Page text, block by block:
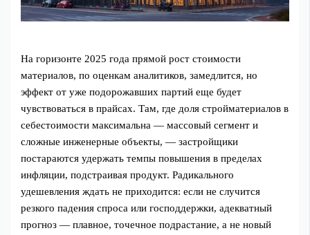
На горизонте 2025 года прямой рост стоимости
материалов, по оценкам аналитиков, замедлится, но
эффект от уже подорожавших партий еще будет
чувствоваться в прайсах. Там, где доля стройматериалов в
себестоимости максимальна — массовый сегмент и
сложные инженерные объекты, — застройщики
постараются удержать темпы повышения в пределах
инфляции, подстраивая продукт. Радикального
удешевления ждать не приходится: если не случится
резкого падения спроса или господдержки, адекватный
прогноз — плавное, точечное подрастание, а не новый